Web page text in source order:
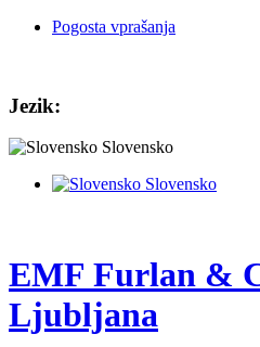
Pogosta vprašanja
Jezik:
Slovensko
Slovensko
EMF Furlan &
Ljubljana